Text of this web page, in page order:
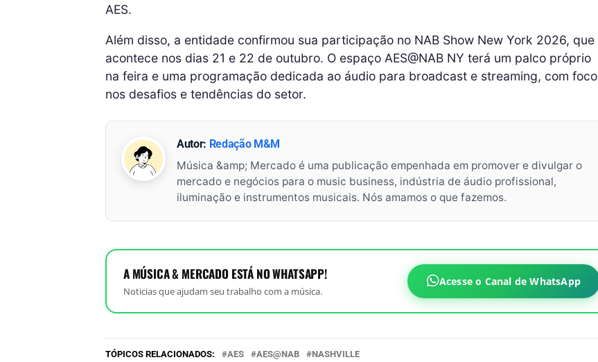
AES.
Além disso, a entidade confirmou sua participação no NAB Show New York 2026, que
acontece nos dias 21 e 22 de outubro. O espaço AES@NAB NY terá um palco próprio
na feira e uma programação dedicada ao áudio para broadcast e streaming, com foco
nos desafios e tendências do setor.
Autor: Redação M&M
Música &amp; Mercado é uma publicação empenhada em promover e divulgar o
mercado e negócios para o music business, indústria de áudio profissional,
iluminação e instrumentos musicais. Nós amamos o que fazemos.
A MÚSICA & MERCADO ESTÁ NO WHATSAPP!
Noticias que ajudam seu trabalho com a música.
Acesse o Canal de WhatsApp
TÓPICOS RELACIONADOS: AES AES@NAB NASHVILLE